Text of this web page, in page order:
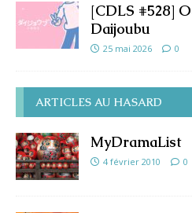
[CDLS #528]
Daijoubu
25 mai 2026 0
ARTICLES AU HASARD
MyDramaList
4 février 2010 0